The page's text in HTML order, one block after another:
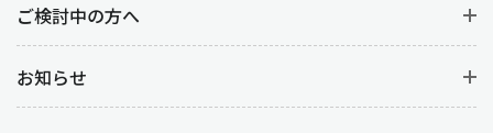
ご検討中の方へ
お知らせ